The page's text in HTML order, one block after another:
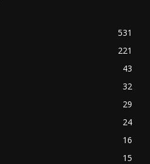
531
221
43
32
29
24
16
15